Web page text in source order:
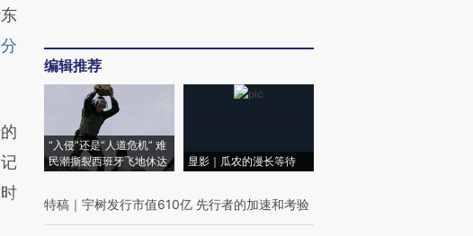
编辑推荐
“入侵”还是“人道危机” 难
民潮撕裂西班牙飞地休达
显影｜瓜农的漫长等待
特稿 ｜ 宇树发行市值610亿 先行者的加速和考验